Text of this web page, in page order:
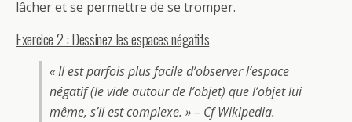
lâcher et se permettre de se tromper.
Exercice 2 : Dessinez les espaces négatifs
« Il est parfois plus facile d’observer l’espace
négatif (le vide autour de l’objet) que l’objet lui
même, s’il est complexe. » – Cf Wikipedia.